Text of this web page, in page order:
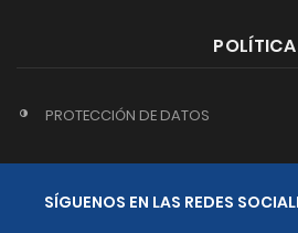
PROTECCIÓN DE DATOS
SÍGUENOS EN LAS REDES